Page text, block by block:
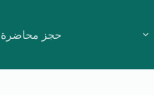
حجز محاضرة